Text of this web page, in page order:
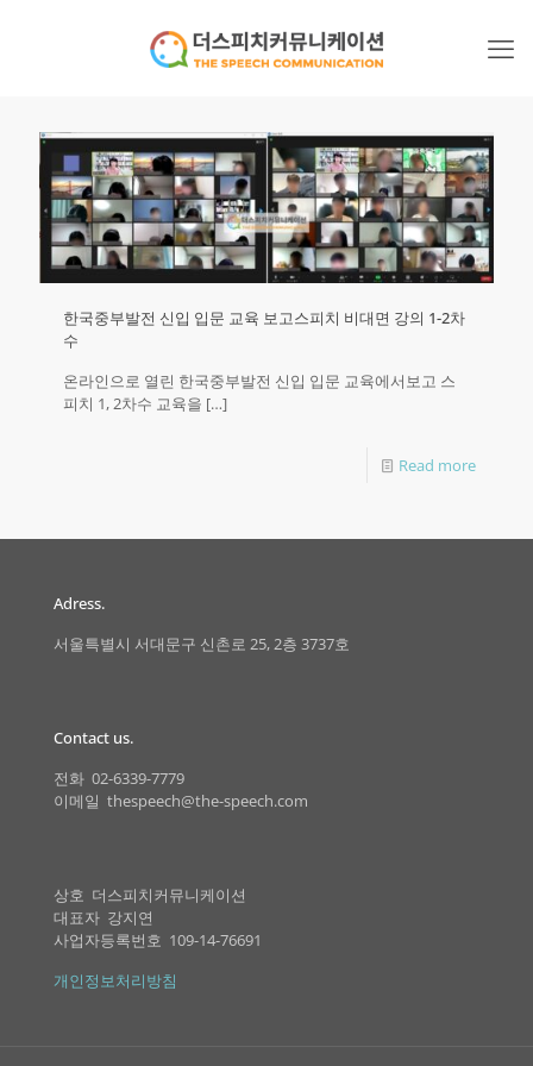
한국중부발전 신입 입문 교육 보고스피치 비대면 강의 1-2차
수
온라인으로 열린 한국중부발전 신입 입문 교육에서보고 스
피치 1, 2차수 교육을 […]
Read more
Adress.
서울특별시 서대문구 신촌로 25, 2층 3737호
Contact us.
전화 02-6339-7779
이메일 thespeech@the-speech.com
상호 더스피치커뮤니케이션
대표자 강지연
사업자등록번호 109-14-76691
개인정보처리방침